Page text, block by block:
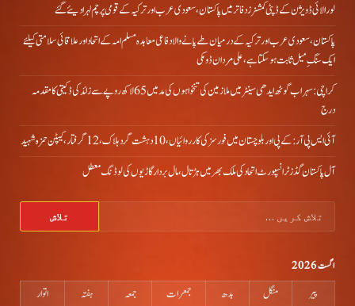
لورالائی ڈویژن کے ڈپٹی کمشنرز دفاتر میں پاکستان، سعودی عرب اور ترکیہ کے قومی پرچم لہرا دیئے گئے
پاکستان، سعودی عرب اور ترکیہ کے درمیان طے پانے والا دفاعی معاہدہ مسلم امہ کے اتحاد اور علاقائی سلامتی کیلئے
ایک سنگِ میل ثابت ہو سکتا ہے، علی مردان ڈومکی
کراچی: سہراب گوٹھ ایدھی سینٹر میں ملازمین کی تنخواہوں کی مد میں 65 لاکھ روپے سے زائد کی ڈکیتی کا مقدمہ
درج
آئی ایس پی آر: کے پی اور بلوچستان میں فورسز کی کارروائیاں، 10 دہشت گرد ہلاک، 12 گرفتار، کیپٹن حمزہ شہید
آل پاکستان گڈز ٹرانسپورٹ اتحاد کی ملک بھر میں ہڑتال،مال بردار گاڑیوں کی لوڈنگ معطل
کریں
اگست 2026
پیر منگل بدھ جمعرات جمعہ ہفتہ
اتوار